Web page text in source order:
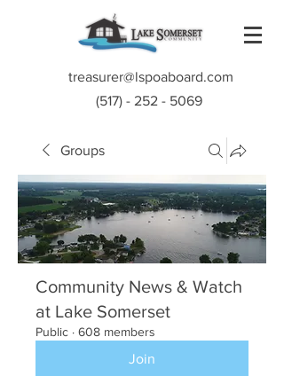
treasurer@lspoaboard.com
(517) - 252 - 5069
Groups
Community News & Watch
at Lake Somerset
Public · 608 members
Join